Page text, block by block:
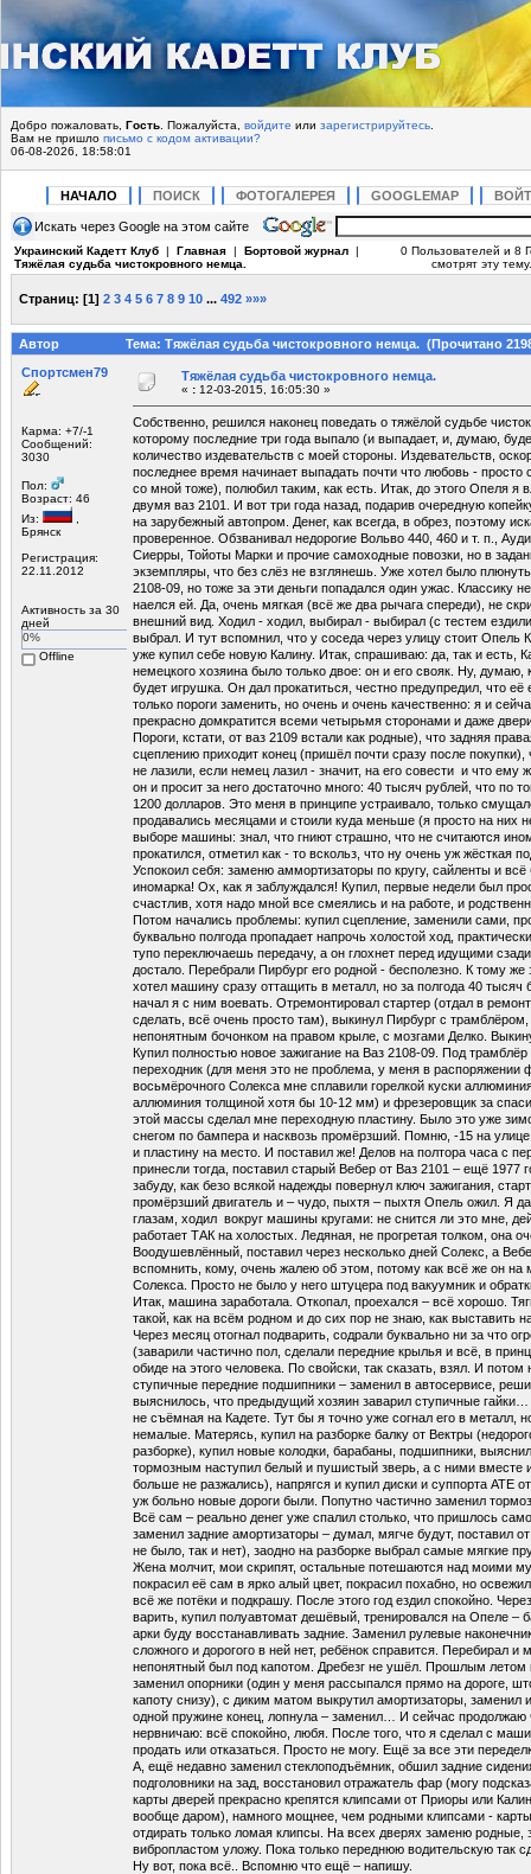
Добро пожаловать, Гость . Пожалуйста, войдите или зарегистрируйтесь
Вам не пришло письмо с кодом активации?
06-08-2026, 18:58:01
НАЧАЛО ПОИСК ФОТОГАЛЕРЕЯ GOOGLEMAP
Искать через Google на этом сайте
Украинский Кадетт Клуб | Главная | Бортовой журнал |
Тяжёлая судьба чистокровного немца.
0 Пользователей и 8
смотрят эту тему.
Страниц: [1] 2 3 4 5 6 7 8 9 10 ... 492 »»»
Автор
Тема: Тяжёлая судьба чистокровного немца. (Прочитано
Спортсмен79
Карма: +7/-1
Сообщений:
3030
Пол:
Возраст: 46
Из:
Брянск
Регистрация:
22.11.2012
Активность за 30
дней
0%
Offline
Тяжёлая судьба чистокровного немца.
« : 12-03-2015, 16:05:30 »
Собственно, решился наконец поведать о тяжёлой судьбе
которому последние три года выпало (и выпадает, и, думаю,
количество издевательств с моей стороны. Издевательств,
последнее время начинает выпадать почти что любовь -
со мной тоже), полюбил таким, как есть. Итак, до этого Опеля я
двумя ваз 2101. И вот три года назад, подарив очередную
на зарубежный автопром. Денег, как всегда, в обрез, поэтому
проверенное. Обзванивал недорогие Вольво 440, 460 и т. п.,
Сиерры, Тойоты Марки и прочие самоходные повозки, но в
экземпляры, что без слёз не взглянешь. Уже хотел было
2108-09, но тоже за эти деньги попадался один ужас. Классику
наелся ей. Да, очень мягкая (всё же два рычага спереди), не
внешний вид. Ходил - ходил, выбирал - выбирал (с тестем
выбрал. И тут вспомнил, что у соседа через улицу стоит Опель
уже купил себе новую Калину. Итак, спрашиваю: да, так и есть,
немецкого хозяина было только двое: он и его свояк. Ну, думаю,
будет игрушка. Он дал прокатиться, честно предупредил, что
только пороги заменить, но очень и очень качественно: я и
прекрасно домкратится всеми четырьмя сторонами и даже
Пороги, кстати, от ваз 2109 встали как родные), что задняя
сцеплению приходит конец (пришёл почти сразу после покупки),
не лазили, если немец лазил - значит, на его совести и что ему
он и просит за него достаточно много: 40 тысяч рублей, что по
1200 долларов. Это меня в принципе устраивало, только
продавались месяцами и стоили куда меньше (я просто на них
выборе машины: знал, что гниют страшно, что не считаются
прокатился, отметил как - то вскольз, что ну очень уж жёсткая
Успокоил себя: заменю аммортизаторы по кругу, сайленты и всё
иномарка! Ох, как я заблуждался! Купил, первые недели был
счастлив, хотя надо мной все смеялись и на работе, и
Потом начались проблемы: купил сцепление, заменили сами,
буквально полгода пропадает напрочь холостой ход,
тупо переключаешь передачу, а он глохнет перед идущими
достало. Перебрали Пирбург его родной - бесполезно. К тому же
хотел машину сразу оттащить в металл, но за полгода 40
начал я с ним воевать. Отремонтировал стартер (отдал в
сделать, всё очень просто там), выкинул Пирбург с трамблёром,
непонятным бочонком на правом крыле, с мозгами Делко.
Купил полностью новое зажигание на Ваз 2108-09. Под
переходник (для меня это не проблема, у меня в распоряжении
восьмёрочного Солекса мне сплавили горелкой куски
аллюминия толщиной хотя бы 10-12 мм) и фрезеровщик за
этой массы сделал мне переходную пластину. Было это уже
снегом по бампера и насквозь промёрзший. Помню, -15 на
и пластину на место. И поставил же! Делов на полтора часа с
принесли тогда, поставил старый Вебер от Ваз 2101 – ещё 1977
забуду, как безо всякой надежды повернул ключ зажигания,
промёрзший двигатель и – чудо, пыхтя – пыхтя Опель ожил. Я
глазам, ходил вокруг машины кругами: не снится ли это мне,
работает ТАК на холостых. Ледяная, не прогретая толком, она
Воодушевлённый, поставил через несколько дней Солекс, а
вспомнить, кому, очень жалею об этом, потому как всё же он на
Солекса. Просто не было у него штуцера под вакуумник и
Итак, машина заработала. Откопал, проехался – всё хорошо.
такой, как на всём родном и до сих пор не знаю, как выставить
Через месяц отогнал подварить, содрали буквально ни за что
(заварили частично пол, сделали передние крылья и всё, в
обиде на этого человека. По свойски, так сказать, взял. И
ступичные передние подшипники – заменил в автосервисе,
выяснилось, что предыдущий хозяин заварил ступичные
не съёмная на Кадете. Тут бы я точно уже согнал его в металл,
немалые. Матерясь, купил на разборке балку от Вектры
разборке), купил новые колодки, барабаны, подшипники,
тормозным наступил белый и пушистый зверь, а с ними вместе
больше не разжались), напрягся и купил диски и суппорта АТЕ
уж больно новые дороги были. Попутно частично заменил
Всё сам – реально денег уже спалил столько, что пришлось
заменил задние амортизаторы – думал, мягче будут, поставил
не было, так и нет), заодно на разборке выбрал самые мягкие
Жена молчит, мои скрипят, остальные потешаются над моими
покрасил её сам в ярко алый цвет, покрасил похабно, но
всё же потёки и подкрашу. После этого год ездил спокойно.
варить, купил полуавтомат дешёвый, тренировался на Опеле –
арки буду восстанавливать задние. Заменил рулевые
сложного и дорогого в ней нет, ребёнок справится. Перебирал и
непонятный был под капотом. Дребезг не ушёл. Прошлым летом
заменил опорники (один у меня рассыпался прямо на дороге,
капоту снизу), с диким матом выкрутил амортизаторы, заменил
одной пружине конец, лопнула – заменил… И сейчас продолжаю
нервничаю: всё спокойно, любя. После того, что я сделал с
продать или отказаться. Просто не могу. Ещё за все эти
А, ещё недавно заменил стеклоподъёмник, обшил задние
подголовники на зад, восстановил отражатель фар (могу
карты дверей прекрасно крепятся клипсами от Приоры или
вообще даром), намного мощнее, чем родными клипсами - карты
отдирать только ломая клипсы. На всех дверях заменю родные,
вибропластом уложу. Пока только переднюю водительскую так
Ну вот, пока всё.. Вспомню что ещё – напишу.